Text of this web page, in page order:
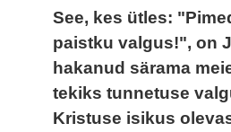
See, kes ütles:
paistku valgus!", on
hakanud särama
tekiks tunnetuse
Kristuse isikus